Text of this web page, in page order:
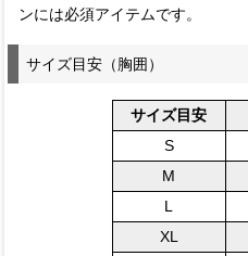
ンには必須アイテムです。
サイズ目安（胸囲）
サイズ目安
S
M
L
XL